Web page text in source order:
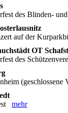
des Blinden-
auf der
OT
des
(geschlossene
mehr